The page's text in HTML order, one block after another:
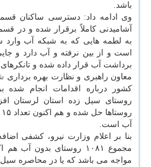
باشد.
وی ادامه داد: دسترسی ساكنان
آشامیدنی كاملاً برقرار شده و در
به لطمه هایی كه به شبكه آب وارد
است و از بین نرفته و آب دارد و
برداشت آب قرار داده شده و
معاون راهبری و نظارت بهره برداری
روستای سیل زده استان لرستان
آب است.
بنا بر اعلام وزارت نیرو، كشفی
مواجه می باشد كه یا در محاصره سیل